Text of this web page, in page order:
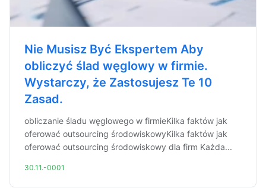
Nie Musisz Być Ekspertem Aby
obliczyć ślad węglowy w firmie.
Wystarczy, że Zastosujesz Te 10
Zasad.
obliczanie śladu węglowego w firmieKilka faktów jak
oferować outsourcing środowiskowyKilka faktów jak
oferować outsourcing środowiskowy dla firm Każda...
30.11.-0001